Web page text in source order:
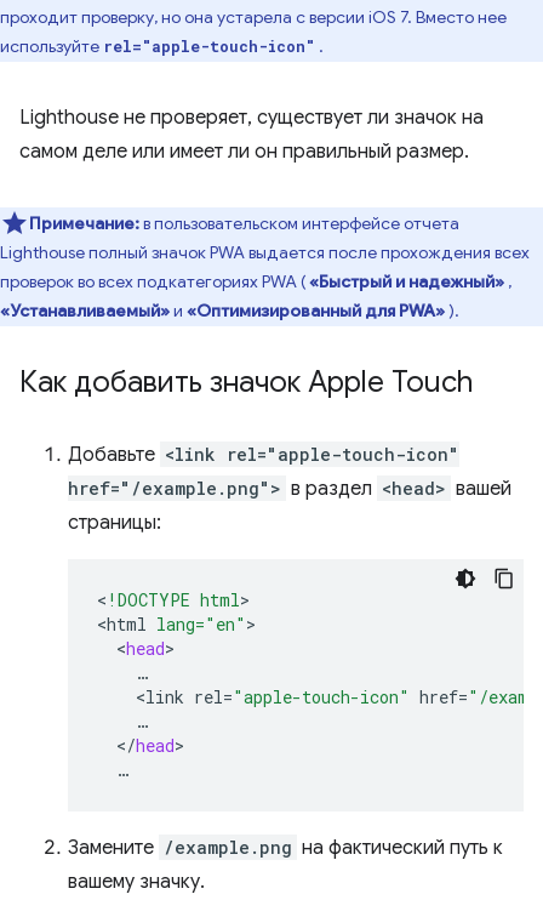
проходит проверку, но она устарела с версии iOS 7. Вместо нее
используйте rel="apple-touch-icon" .
Lighthouse не проверяет, существует ли значок на
самом деле или имеет ли он правильный размер.
Примечание:в пользовательском интерфейсе отчета
Lighthouse полный значок PWA выдается после прохождения всех
проверок во всех подкатегориях PWA («Быстрый и надежный» ,
«Устанавливаемый»и «Оптимизированный для PWA»).
Как добавить значок Apple Touch
Добавьте <link rel="apple-touch-icon"
href="/example.png"> в раздел <head> вашей
страницы:
< !DOCTYPE html>
<html lang="en"
<head
<link rel="apple-touch-icon" href="/
</head
Замените /example.png на фактический путь к
вашему значку.